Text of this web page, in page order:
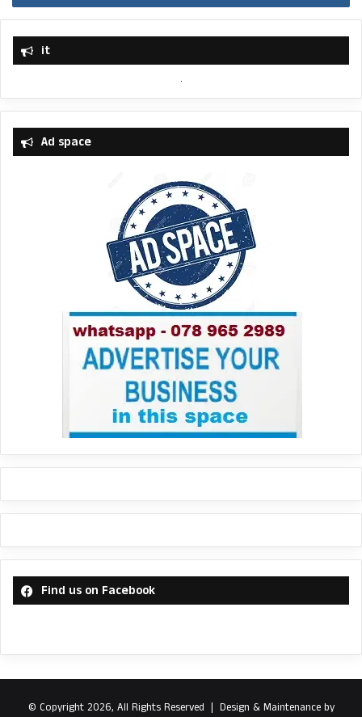
it
Ad space
Find us on Facebook
© Copyright 2026, All Rights Reserved | Design & Maintenance by